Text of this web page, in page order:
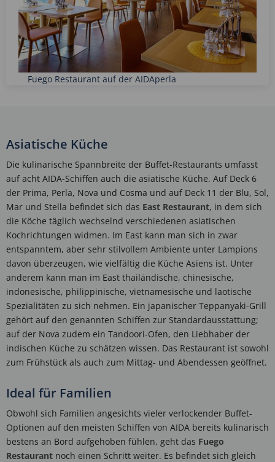
Fuego Restaurant auf der AIDAperla
Asiatische Küche
Die kulinarische Spannbreite der Buffet-Restaurants umfasst
auf acht AIDA-Schiffen auch die asiatische Küche. Auf Deck 6
der Prima, Perla, Nova und Cosma und auf Deck 11 der Blu, Sol,
Mar und Stella befindet sich das East Restaurant, in dem sich
die Köche täglich wechselnd verschiedenen asiatischen
Kochrichtungen widmen. Im East kann man sich in zwar
entspanntem, aber sehr stilvollem Ambiente unter Lampions
davon überzeugen, wie vielfältig die Küche Asiens ist. Unter
anderem kann man im East thailändische, chinesische,
indonesische, philippinische, vietnamesische und laotische
Spezialitäten zu sich nehmen. Ein japanischer Teppanyaki-Grill
gehört auf den genannten Schiffen zur Standardausstattung;
auf der Nova zudem ein Tandoori-Ofen, den Liebhaber der
indischen Küche zu schätzen wissen. Das Restaurant ist sowohl
zum Frühstück als auch zum Mittag- und Abendessen geöffnet.
Ideal für Familien
Obwohl sich Familien angesichts vieler verlockender Buffet-
Optionen auf den meisten Schiffen von AIDA bereits kulinarisch
bestens an Bord aufgehoben fühlen, geht das Fuego
Restaurant noch einen Schritt weiter. Es befindet sich gleich